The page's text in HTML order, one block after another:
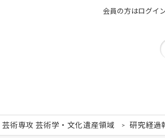
会員の方はログイ
芸術専攻 芸術学・文化遺産領域 研究経過